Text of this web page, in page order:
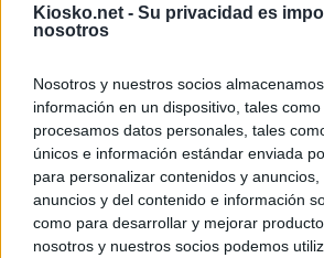
Kiosko.net - Su privacidad es
nosotros
Nosotros y nuestros socios
información en un dispositivo, tales
procesamos datos personales, tales
únicos e información estándar enviada
para personalizar contenidos y
anuncios y del contenido e información
como para desarrollar y mejorar
nosotros y nuestros socios podemos